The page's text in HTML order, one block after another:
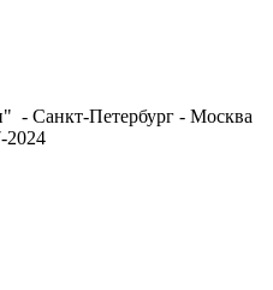
Санкт-Петербург - Москва
2024